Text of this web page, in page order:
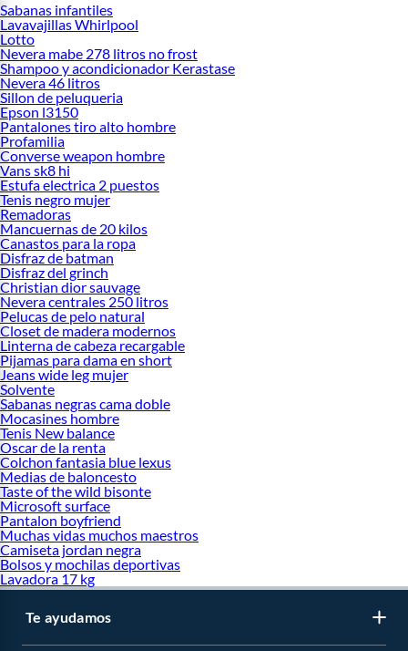
Sabanas infantiles
Lavavajillas Whirlpool
Lotto
Nevera mabe 278 litros no frost
Shampoo y acondicionador Kerastase
Nevera 46 litros
Sillon de peluqueria
Epson l3150
Pantalones tiro alto hombre
Profamilia
Converse weapon hombre
Vans sk8 hi
Estufa electrica 2 puestos
Tenis negro mujer
Remadoras
Mancuernas de 20 kilos
Canastos para la ropa
Disfraz de batman
Disfraz del grinch
Christian dior sauvage
Nevera centrales 250 litros
Pelucas de pelo natural
Closet de madera modernos
Linterna de cabeza recargable
Pijamas para dama en short
Jeans wide leg mujer
Solvente
Sabanas negras cama doble
Mocasines hombre
Tenis New balance
Oscar de la renta
Colchon fantasia blue lexus
Medias de baloncesto
Taste of the wild bisonte
Microsoft surface
Pantalon boyfriend
Muchas vidas muchos maestros
Camiseta jordan negra
Bolsos y mochilas deportivas
Lavadora 17 kg
Te ayudamos